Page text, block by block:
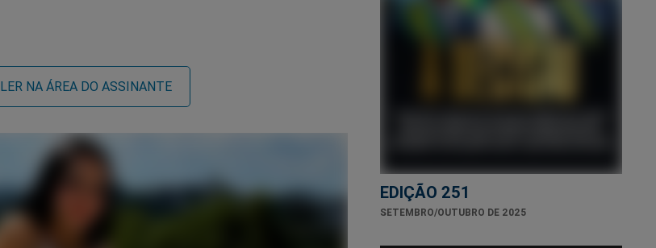
LER NA ÁREA DO ASSINANTE
EDIÇÃO 251
SETEMBRO/OUTUBRO DE 2025